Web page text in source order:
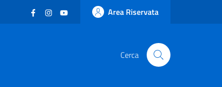
Facebook
(nuova scheda - new tab)
Instagram
(nuova scheda - new tab)
YouTube
(nuova scheda - new tab)
Area Riservata
Cerca